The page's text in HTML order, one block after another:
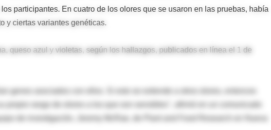
participantes. En cuatro de los olores que se usaron en las pruebas, había
y ciertas variantes genéticas.
queso azul y violetas, según los hallazgos, publicados en línea el 1 de
genes asociados con ellos. Si esto se extiende a otros olores, entonces
propio rango de olores a los que son sensibles", afirmó en un comunicado
de investigación, Jeremy McRae, de Plant and Food Research en Nueva